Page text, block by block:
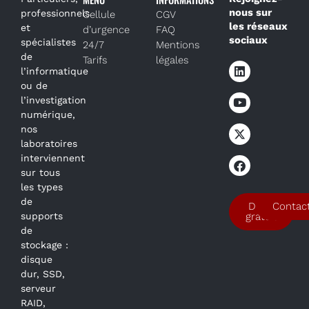
professionnels
et
spécialistes
de
l’informatique
ou de
l’investigation
numérique,
nos
laboratoires
interviennent
sur tous
les types
de
supports
de
stockage :
disque
dur, SSD,
serveur
RAID,
Cellule
d’urgence
24/7
Tarifs
CGV
FAQ
Mentions
légales
nous sur
les réseaux
sociaux
Devis
gratuit